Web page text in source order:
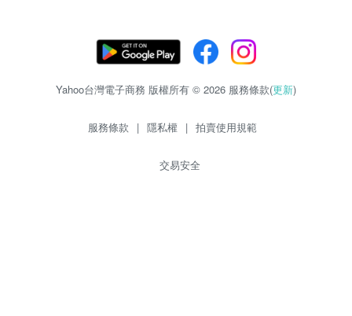
Yahoo台灣電子商務 版權所有 © 2026 服務條款(更新)
服務條款 | 隱私權 | 拍賣使用規範
交易安全